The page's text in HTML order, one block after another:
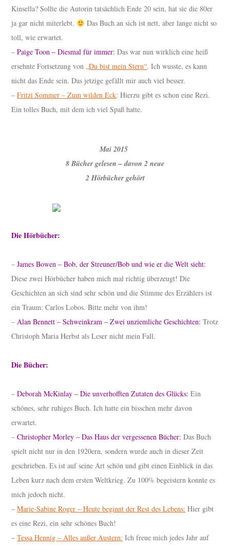
Kinsella? Sollte die Autorin tatsächlich Ende 20 sein, hat sie die 80er
ja gar nicht miterlebt.
Das Buch an sich ist nett, aber lange nicht so
toll, wie erwartet.
–Paige Toon – Diesmal für immer: Das war nun wirklich eine heiß
ersehnte Fortsetzung von„Du bist mein Stern“. Ich wusste, es kann
nicht das Ende sein. Das jetzige gefällt mir auch viel besser.
–Fritzi Sommer – Zum wilden Eck: Hierzu gibt es schon eine Rezi.
Ein tolles Buch, mit dem ich viel Spaß hatte.
Mai 2015
8 Bücher gelesen – davon 2 neue
2 Hörbücher gehört
Die Hörbücher:
–James Bowen – Bob, der Streuner/Bob und wie er die Welt sieht:
Diese zwei Hörbücher haben mich mal richtig überzeugt! Die
Geschichten an sich sind sehr schön und die Stimme des Erzählers ist
ein Traum: Carlos Lobos. Bitte mehr von ihm!
–Alan Bennett – Schweinkram – Zwei unziemliche Geschichten: Trotz
Christoph Maria Herbst als Leser nicht mein Fall.
Die Bücher:
–Deborah McKinlay – Die unverhofften Zutaten des Glücks: Ein
schönes, sehr ruhiges Buch. Ich hatte ein bisschen mehr davon
erwartet.
–Christopher Morley – Das Haus der vergessenen Bücher: Das Buch
spielt nicht nur in den 1920ern, sondern wurde auch in dieser Zeit
geschrieben. Es ist auf seine Art schön und gibt einen Einblick in das
Leben kurz nach dem ersten Weltkrieg. Zu 100% begeistern konnte es
mich jedoch nicht.
–Marie-Sabine Roger – Heute beginnt der Rest des Lebens: Hier gibt
es eine Rezi, ein sehr schönes Buch!
–Tessa Hennig – Alles außer Austern: Ich freue mich jedes Jahr auf